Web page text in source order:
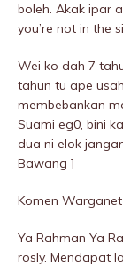
boleh. Akak ipar
you’re not in the
Wei ko dah 7
tahun tu ape
membebankan
Suami eg0, bini
dua ni elok
Bawang ]
Komen Warganet
Ya Rahman Ya
rosly. Mendapat